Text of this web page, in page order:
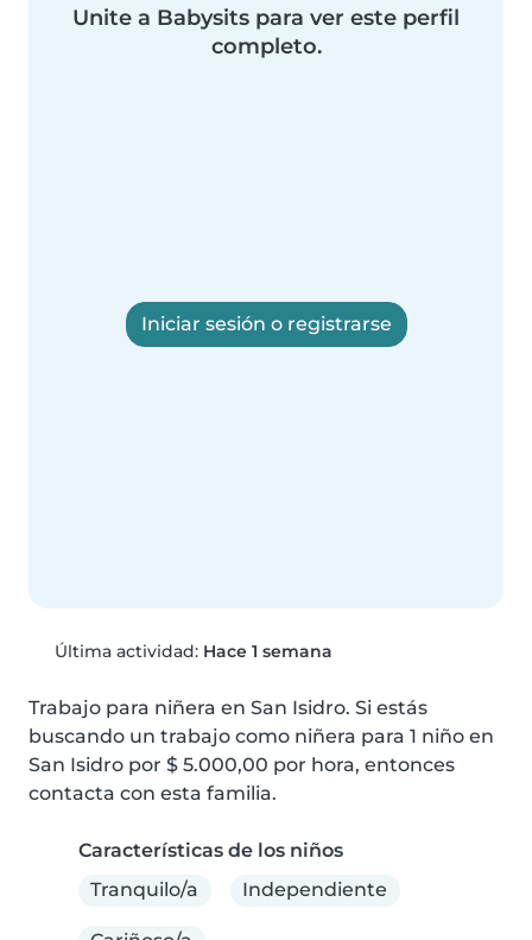
Unite a Babysits para ver este perfil
completo.
Iniciar sesión o registrarse
Última actividad: Hace 1 semana
Trabajo para niñera en San Isidro. Si estás
buscando un trabajo como niñera para 1 niño en
San Isidro por $ 5.000,00 por hora, entonces
contacta con esta familia.
Características de los niños
Tranquilo/a
Independiente